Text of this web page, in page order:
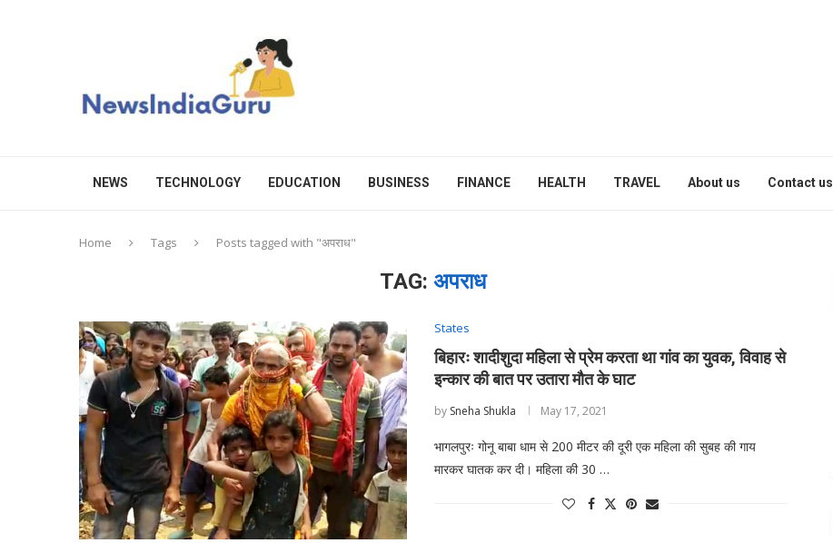
NEWS TECHNOLOGY EDUCATION BUSINESS FINANCE HEALTH TRAVEL About us Contact us
Home Tags Posts tagged with "अपराध"
TAG:अपराध
States
बिहारः शादीशुदा महिला से प्रेम करता था गांव का युवक, विवाह से
इन्कार की बात पर उतारा मौत के घाट
by Sneha Shukla May 17, 2021
भागलपुरः गोनू बाबा धाम से 200 मीटर की दूरी एक महिला की सुबह की गाय
मारकर घातक कर दी। महिला की 30 …